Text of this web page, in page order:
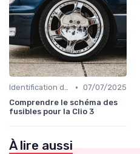
Identification de la Pièce Nécessaire • 07/07/2025
Comprendre le schéma des
fusibles pour la Clio 3
À lire aussi